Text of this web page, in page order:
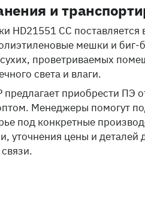
и
HD21551 CC поставляется
мешки и биг-
проветриваемых
света и влаги.
приобрести ПЭ
Менеджеры помогут
под конкретные
уточнения цены и деталей